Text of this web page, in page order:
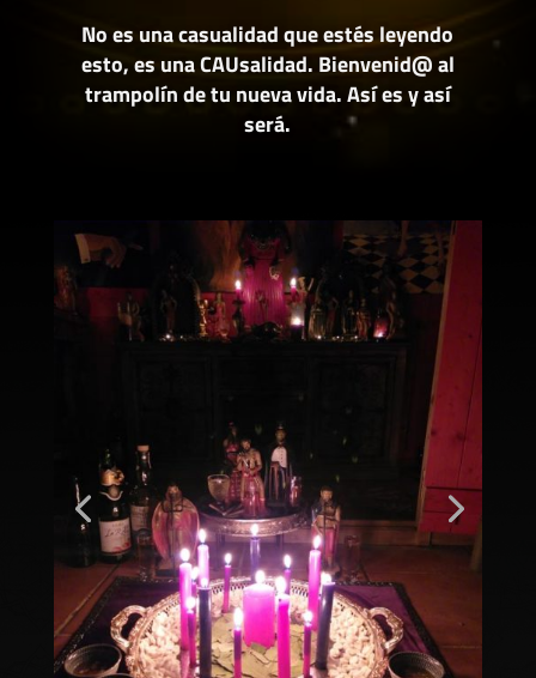
No es una casualidad que estés leyendo
esto, es una CAUsalidad. Bienvenid@ al
trampolín de tu nueva vida. Así es y así
será.